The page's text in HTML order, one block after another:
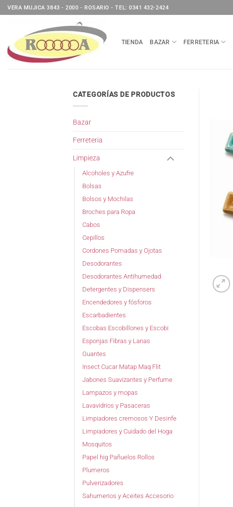
Saltar
al
VERA MUJICA 3843 - 2000 - ROSARIO - TEL: 0341 432-2424
TIENDA BAZAR FERRETERIA
CATEGORÍAS DE PRODUCTOS
Bazar
Ferreteria
Limpieza
Alcoholes y Azufre
Bolsas
Bolsos y Mochilas
Broches para Ropa
Cabos
Cepillos
Cordones Pomadas y Ojotas
Desodorantes
Desodorantes Antihumedad
Detergentes y Dispensers
Encendedores y fósforos
Escarbadientes
Escobas Escobillones y Escobi
Esponjas Fibras y Lanas
Guantes
Insect Cucar Matap Maq Flit
Jabones Suavizantes y Perfume
Lampazos y mopas
Lavavidrios y Pasaceras
Limpiadores cremosos Y Desinfe
Limpiadores y Cuidado del Hoga
Mosquitos
Papel hig Pañuelos Rollos
Plumeros
Pulverizadores
Sahumerios y Aceites Accesorio